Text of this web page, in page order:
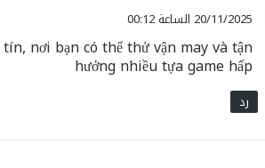
ق
ل
20/11/2025 الساعة 00:12
nơi bạn có thể thử vận may và tận
hưởng nhiều tựa game hấp
رد